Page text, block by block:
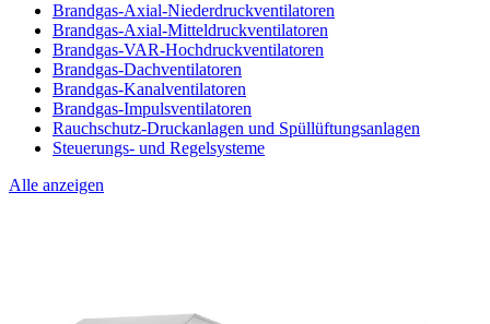
Brandgas-Axial-Niederdruckventilatoren
Brandgas-Axial-Mitteldruckventilatoren
Brandgas-VAR-Hochdruckventilatoren
Brandgas-Dachventilatoren
Brandgas-Kanalventilatoren
Brandgas-Impulsventilatoren
Rauchschutz-Druckanlagen und Spüllüftungsanlagen
Steuerungs- und Regelsysteme
Alle anzeigen